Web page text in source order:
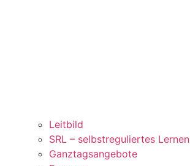
Leitbild
SRL – selbstreguliertes Lernen
Ganztagsangebote